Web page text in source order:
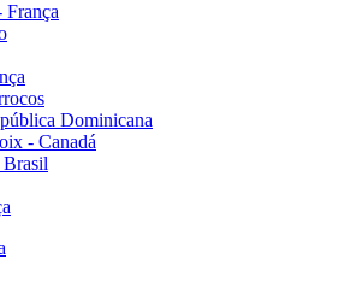
França
Dominicana
- Canadá
Brasil